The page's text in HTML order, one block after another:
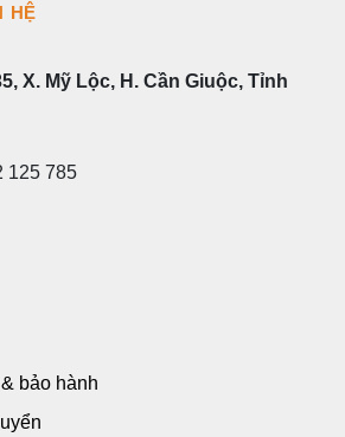
HỆ
X. Mỹ Lộc, H. Cần Giuộc, Tỉnh
125 785
bảo hành